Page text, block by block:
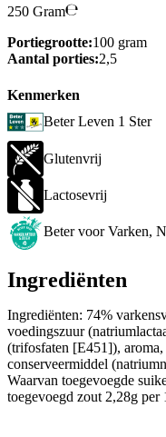
250 Gram
Portiegrootte:100 gram
Aantal porties:2,5
Kenmerken
Beter Leven 1 Ster
Glutenvrij
Lactosevrij
Beter voor Varken,
Ingrediënten
Ingrediënten: 74%
voedingszuur
(trifosfaten [E451]),
conserveermiddel
Waarvan toegevoegde
toegevoegd zout 2,28g per